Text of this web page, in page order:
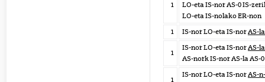
1
LO-eta IS-nor AS-0 IS-
LO-eta IS-nolako ER-non
1
IS-nor LO-eta IS-norAS-la
1
IS-nor LO-eta IS-norAS-la
AS-nork IS-nor AS-la AS-0
1
IS-nor LO-eta IS-norAS-